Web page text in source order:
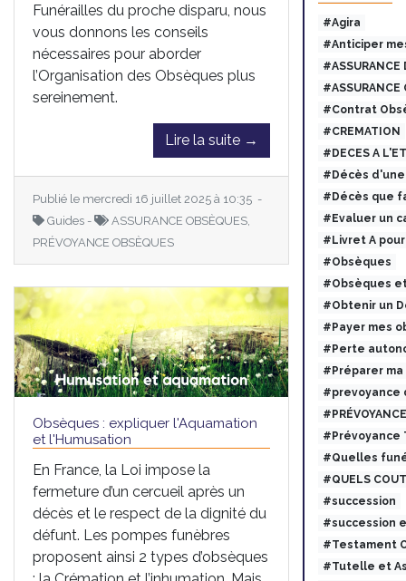
Funérailles du proche disparu, nous
vous donnons les conseils
nécessaires pour aborder
l’Organisation des Obsèques plus
sereinement.
Lire la suite →
Publié le mercredi 16 juillet 2025 à 10:35 -
Guides -
ASSURANCE OBSÈQUES,
PRÉVOYANCE OBSÈQUES
Obsèques : expliquer l'Aquamation
et l'Humusation
En France, la Loi impose la
fermeture d’un cercueil après un
décès et le respect de la dignité du
défunt. Les pompes funèbres
proposent ainsi 2 types d’obsèques
#Agira
#Anticiper
#ASSURANCE
#ASSURANCE
#Contrat
#CREMATION
#DECES A
#Décès
#Décès que
#Evaluer un
#Livret A
#Obsèques
#Obsèques
#Obtenir un
#Payer mes
#Perte
#Préparer ma
#prevoyance
#Prévoyance
#Quelles
#QUELS
#succession
#succession
#Testament
#Tutelle et